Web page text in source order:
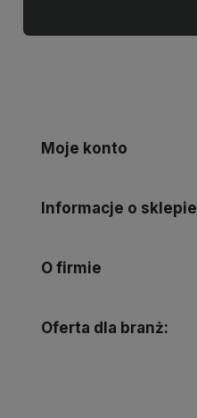
Moje konto
Informacje o sklepie
O firmie
Oferta dla branż: